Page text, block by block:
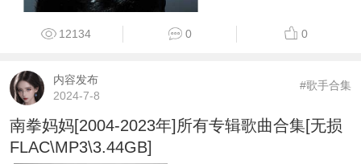
12134 0 0
内容发布
2024-7-8
#歌手合集
南拳妈妈[2004-2023年]所有专辑歌曲合集[无损
FLAC\MP3\3.44GB]